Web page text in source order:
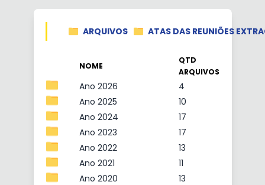
ARQUIVOS ATAS DAS REUNIÕES
NOME
QTD
ARQUIVOS
Ano 2026
4
Ano 2025
10
Ano 2024
17
Ano 2023
17
Ano 2022
13
Ano 2021
11
Ano 2020
13